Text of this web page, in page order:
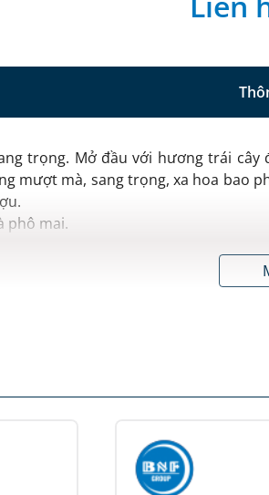
trọng. Mở đầu với hương trái
mượt mà, sang trọng, xa hoa bao
phô mai.